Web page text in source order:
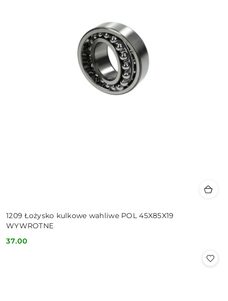
1209 Łożysko kulkowe wahliwe POL 45X85X19
WYWROTNE
Cena:
37.00